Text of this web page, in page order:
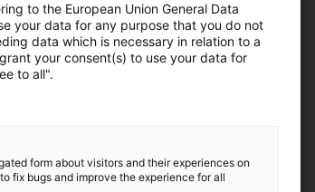
Persönlich
Montag bis Freitag: 8 – 20 Uhr
Samstag: 8 – 12 Uhr
Samstag: 8 – 12 Uhr
to the European Union General Data
your data for any purpose that you do not
data which is necessary in relation to a
your consent(s) to use your data for
to all".
form about visitors and their experiences on
fix bugs and improve the experience for all